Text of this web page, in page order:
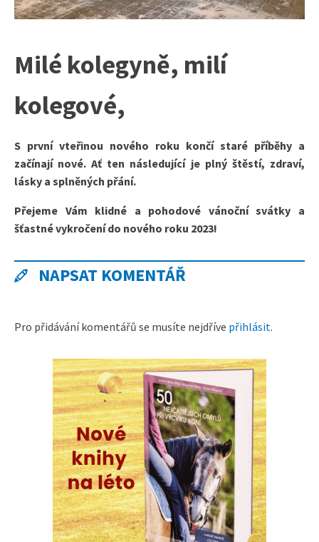
Milé kolegyně, milí
kolegové,
S první vteřinou nového roku končí staré příběhy a
začínají nové. Ať ten následující je plný štěstí, zdraví,
lásky a splněných přání.
Přejeme Vám klidné a pohodové vánoční svátky a
šťastné vykročení do nového roku 2023!
NAPSAT KOMENTÁŘ
Pro přidávání komentářů se musíte nejdříve přihlásit.